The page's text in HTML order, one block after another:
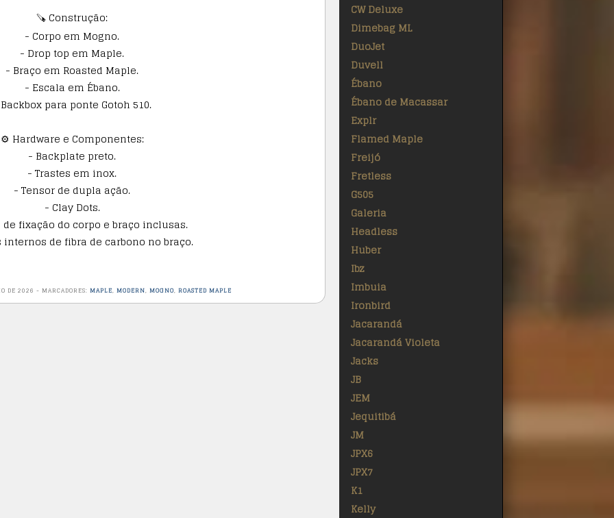
🪚 Construção:
- Corpo em Mogno.
- Drop top em Maple.
- Braço em Roasted Maple.
- Escala em Ébano.
para ponte Gotoh 510.
⚙️ Hardware e Componentes:
- Backplate preto.
- Trastes em inox.
- Tensor de dupla ação.
- Clay Dots.
fixação do corpo e braço inclusas.
internos de fibra de carbono no braço.
DE 2026 - MARCADORES: MAPLE, MODERN, MOGNO, ROASTED MAPLE
CW Deluxe
Dimebag ML
DuoJet
Duvell
Ébano
Ébano de Macassar
Explr
Flamed Maple
Freijó
Fretless
G505
Galeria
Headless
Huber
Ibz
Imbuia
Ironbird
Jacarandá
Jacarandá Violeta
Jacks
JB
JEM
Jequitibá
JM
JPX6
JPX7
K1
Kelly